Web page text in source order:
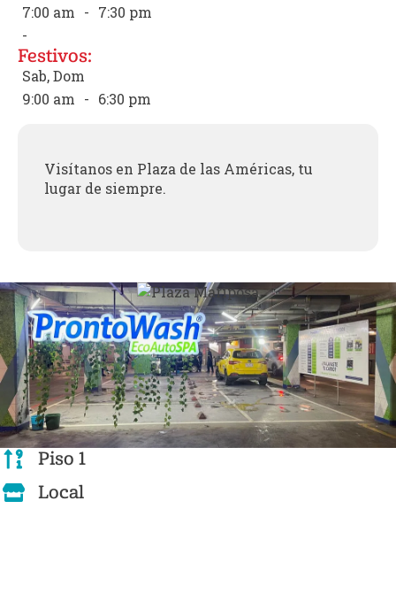
7:00 am - 7:30 pm
-
Festivos:
Sab, Dom
9:00 am - 6:30 pm
Visítanos en Plaza de las Américas, tu
lugar de siempre.
Piso 1
Local